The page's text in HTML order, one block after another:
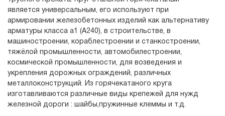
является универсальным, его используют при
армировании железобетонных изделий как альтернативу
арматуры класса а1 (А240), в строительстве, в
машиностроении, кораблестроении и станкостроении,
тяжёлой промышленности, автомобилестроении,
космической промышленности, для возведения и
укрепления дорожных ограждений, различных
металлоконструкций. Из горячекатаного круга
изготавливаются различные виды крепежей для нужд
железной дороги : шайбы,пружинные клеммы и т.д.